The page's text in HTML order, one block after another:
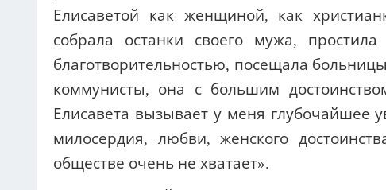
Елисаветой как женщиной, как
собрала останки своего мужа,
благотворительностью, посещала
коммунисты, она с большим
Елисавета вызывает у меня глубочайшее
милосердия, любви, женского
обществе очень не хватает».